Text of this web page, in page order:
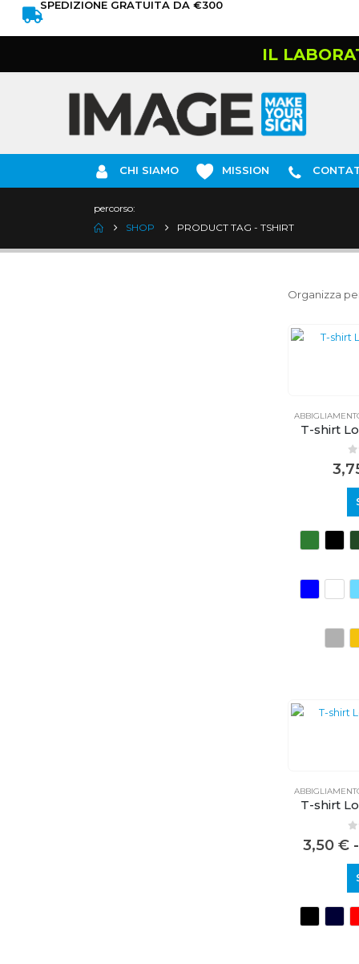
SPEDIZIONE GRATUITA DA €300
IL
CHI SIAMO MISSION
percorso:
SHOP
PRODUCT TAG - TSHIRT
Organizza
T-shirt
0
T-shirt
3,50 € -